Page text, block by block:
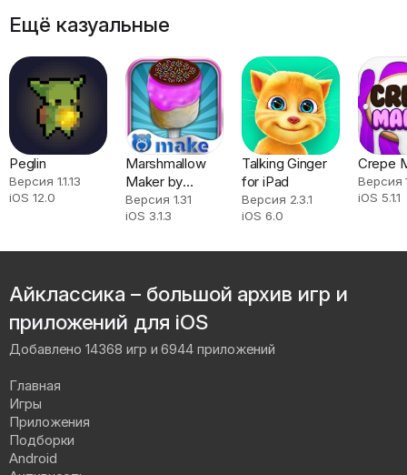
Ещё казуальные
Peglin
Версия 1.1.13
iOS 12.0
Marshmallow
Maker by
Bluebear
Версия 1.31
iOS 3.1.3
Talking Ginger
for iPad
Версия 2.3.1
iOS 6.0
Crepe
Версия
iOS 5.1.1
Айклассика – большой архив игр и
приложений для iOS
Добавлено 14368 игр и 6944 приложений
Главная
Игры
Приложения
Подборки
Android